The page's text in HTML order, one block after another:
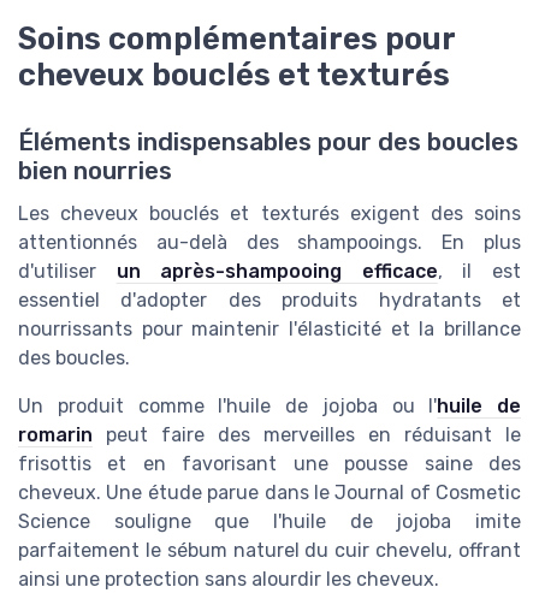
Soins complémentaires pour
cheveux bouclés et texturés
Éléments indispensables pour des boucles
bien nourries
Les cheveux bouclés et texturés exigent des soins
attentionnés au-delà des shampooings. En plus
d'utiliser un après-shampooing efficace, il est
essentiel d'adopter des produits hydratants et
nourrissants pour maintenir l'élasticité et la brillance
des boucles.
Un produit comme l'huile de jojoba ou l'huile de
romarin peut faire des merveilles en réduisant le
frisottis et en favorisant une pousse saine des
cheveux. Une étude parue dans le Journal of Cosmetic
Science souligne que l'huile de jojoba imite
parfaitement le sébum naturel du cuir chevelu, offrant
ainsi une protection sans alourdir les cheveux.